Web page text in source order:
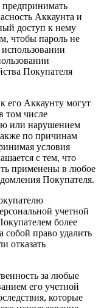
предпринимать
Аккаунта и
доступ к нему
чтобы пароль не
Покупателя
его Аккаунту могут
том числе
или нарушением
по причинам
условия
с тем, что
применены в любое
Покупателя.
учетной
более
собой право удалить
отказать
за любые
его учетной
которые